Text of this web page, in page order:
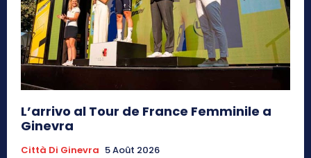
L’arrivo al Tour de France Femminile a
Ginevra
Città Di Ginevra 5 Août 2026